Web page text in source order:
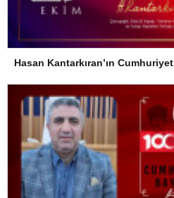
Hasan Kantarkıran’ın